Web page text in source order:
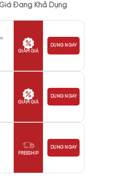
Đang Khả Dụng
GIẢM GIÁ
DÙNG NGAY
GIẢM GIÁ
DÙNG NGAY
FREESHIP
DÙNG NGAY